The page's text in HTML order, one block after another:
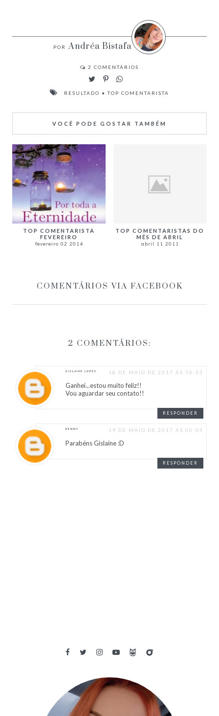
Andréa Bistafa
2 COMENTÁRIOS
RESULTADO •TOP COMENTARISTA
VOCÊ PODE GOSTAR TAMBÉM
TOP COMENTARISTA
FEVEREIRO
fevereiro 02 2014
TOP COMENTARISTAS DO
MÊS DE ABRIL
abril 11 2011
COMENTÁRIOS VIA FACEBOOK
2 COMENTÁRIOS:
GISLAINE LOPES 18 DE MAIO DE 2017 ÀS 10:33
Ganhei...estou muito feliz!!
Vou aguardar seu contato!!
RESPONDER
KEMMY 19 DE MAIO DE 2017 ÀS 00:05
Parabéns Gislaine :D
RESPONDER